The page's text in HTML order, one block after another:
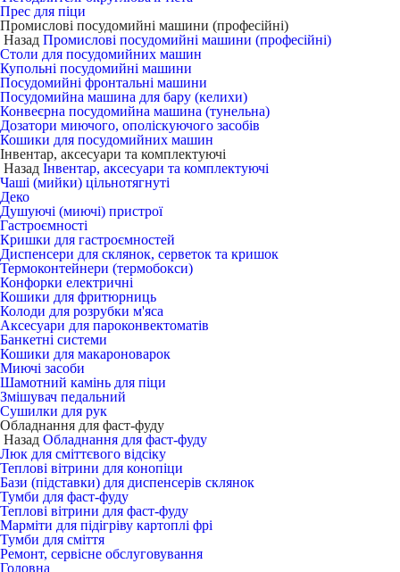
Прес для піци
Промислові посудомийні машини (професійні)
Назад Промислові посудомийні машини (професійні)
Столи для посудомийних машин
Купольні посудомийні машини
Посудомийні фронтальні машини
Посудомийна машина для бару (келихи)
Конвеєрна посудомийна машина (тунельна)
Дозатори миючого, ополіскуючого засобів
Кошики для посудомийних машин
Інвентар, аксесуари та комплектуючі
Назад Інвентар, аксесуари та комплектуючі
Чаші (мийки) цільнотягнуті
Деко
Душуючі (миючі) пристрої
Гастроємності
Кришки для гастроємностей
Диспенсери для склянок, серветок та кришок
Термоконтейнери (термобокси)
Конфорки електричні
Кошики для фритюрниць
Колоди для розрубки м'яса
Аксесуари для пароконвектоматів
Банкетні системи
Кошики для макароноварок
Миючі засоби
Шамотний камінь для піци
Змішувач педальний
Сушилки для рук
Обладнання для фаст-фуду
Назад Обладнання для фаст-фуду
Люк для сміттєвого відсіку
Теплові вітрини для конопіци
Бази (підставки) для диспенсерів склянок
Тумби для фаст-фуду
Теплові вітрини для фаст-фуду
Марміти для підігріву картоплі фрі
Тумби для сміття
Ремонт, сервісне обслуговування
Головна